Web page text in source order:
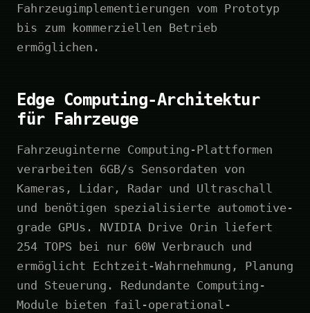
Fahrzeugimplementierungen vom Prototyp
bis zum kommerziellen Betrieb
ermöglichen.
Edge Computing-Architektur
für Fahrzeuge
Fahrzeuginterne Computing-Plattformen
verarbeiten 6GB/s Sensordaten von
Kameras, Lidar, Radar und Ultraschall
und benötigen spezialisierte automotive-
grade GPUs. NVIDIA Drive Orin liefert
254 TOPS bei nur 60W Verbrauch und
ermöglicht Echtzeit-Wahrnehmung, Planung
und Steuerung. Redundante Computing-
Module bieten fail-operational-